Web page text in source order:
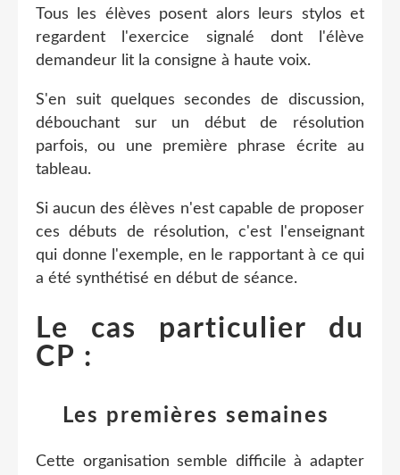
Tous les élèves posent alors leurs stylos et
regardent l'exercice signalé dont l'élève
demandeur lit la consigne à haute voix.
S'en suit quelques secondes de discussion,
débouchant sur un début de résolution
parfois, ou une première phrase écrite au
tableau.
Si aucun des élèves n'est capable de proposer
ces débuts de résolution, c'est l'enseignant
qui donne l'exemple, en le rapportant à ce qui
a été synthétisé en début de séance.
Le cas particulier du
CP :
Les premières semaines
Cette organisation semble difficile à adapter